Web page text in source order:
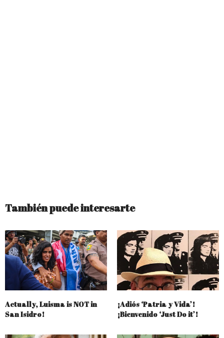
También puede interesarte
Actually, Luisma is NOT in
San Isidro!
¡Adiós ‘Patria y Vida’!
¡Bienvenido ‘Just Do it’!